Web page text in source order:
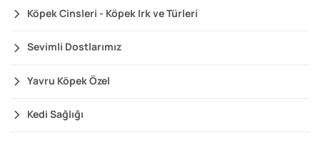
Köpek Cinsleri - Köpek Irk ve Türleri
Sevimli Dostlarımız
Yavru Köpek Özel
Kedi Sağlığı